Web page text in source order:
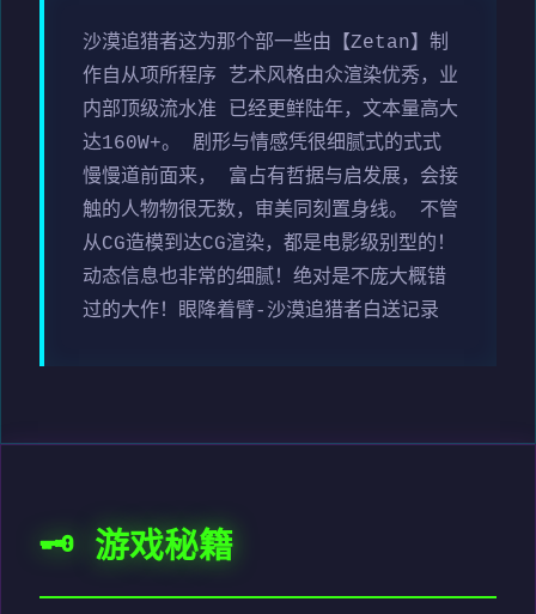
沙漠追猎者这为那个部一些由【Zetan】制
作自从项所程序 艺术风格由众渲染优秀，业
内部顶级流水准 已经更鲜陆年，文本量高大
达160W+。 剧形与情感凭很细腻式的式式
慢慢道前面来， 富占有哲据与启发展，会接
触的人物物很无数，审美同刻置身线。 不管
从CG造模到达CG渲染，都是电影级别型的！
动态信息也非常的细腻！绝对是不庞大概错
过的大作！眼降着臂-沙漠追猎者白送记录
🗝️ 游戏秘籍